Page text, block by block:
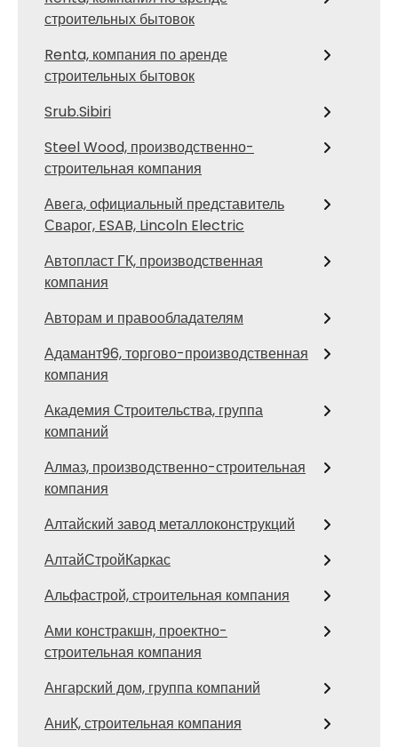
строительных бытовок
Renta, компания по аренде
строительных бытовок
Srub.Sibiri
Steel Wood, производственно-
строительная компания
Авега, официальный представитель
Сварог, ESAB, Lincoln Electric
Автопласт ГК, производственная
компания
Авторам и правообладателям
Адамант96, торгово-производственная
компания
Академия Строительства, группа
компаний
Алмаз, производственно-строительная
компания
Алтайский завод металлоконструкций
АлтайСтройКаркас
Альфастрой, строительная компания
Ами констракшн, проектно-
строительная компания
Ангарский дом, группа компаний
АниК, строительная компания